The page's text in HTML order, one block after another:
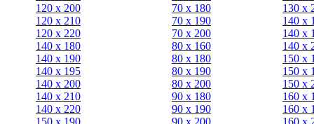
120 х 200
120 x 210
120 x 220
140 x 180
140 х 190
140 х 195
140 х 200
140 x 210
140 x 220
150 х 190
70 х 180
70 х 190
70 х 200
80 х 160
80 х 180
80 x 190
80 x 200
90 х 180
90 x 190
90 x 200
130 х
140 х
140 х
140 х
150 х
150 х
150 х
160 х
160 х
160 х